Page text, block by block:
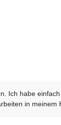
Ich habe
in meinem